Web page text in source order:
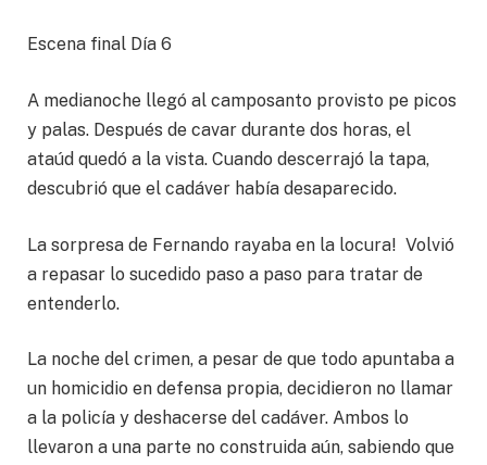
Escena final Día 6
A medianoche llegó al camposanto provisto pe picos
y palas. Después de cavar durante dos horas, el
ataúd quedó a la vista. Cuando descerrajó la tapa,
descubrió que el cadáver había desaparecido.
La sorpresa de Fernando rayaba en la locura! Volvió
a repasar lo sucedido paso a paso para tratar de
entenderlo.
La noche del crimen, a pesar de que todo apuntaba a
un homicidio en defensa propia, decidieron no llamar
a la policía y deshacerse del cadáver. Ambos lo
llevaron a una parte no construida aún, sabiendo que